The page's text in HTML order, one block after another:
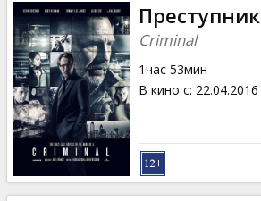
Преступник
Criminal
1час 53мин
В кино с: 22.04.2016